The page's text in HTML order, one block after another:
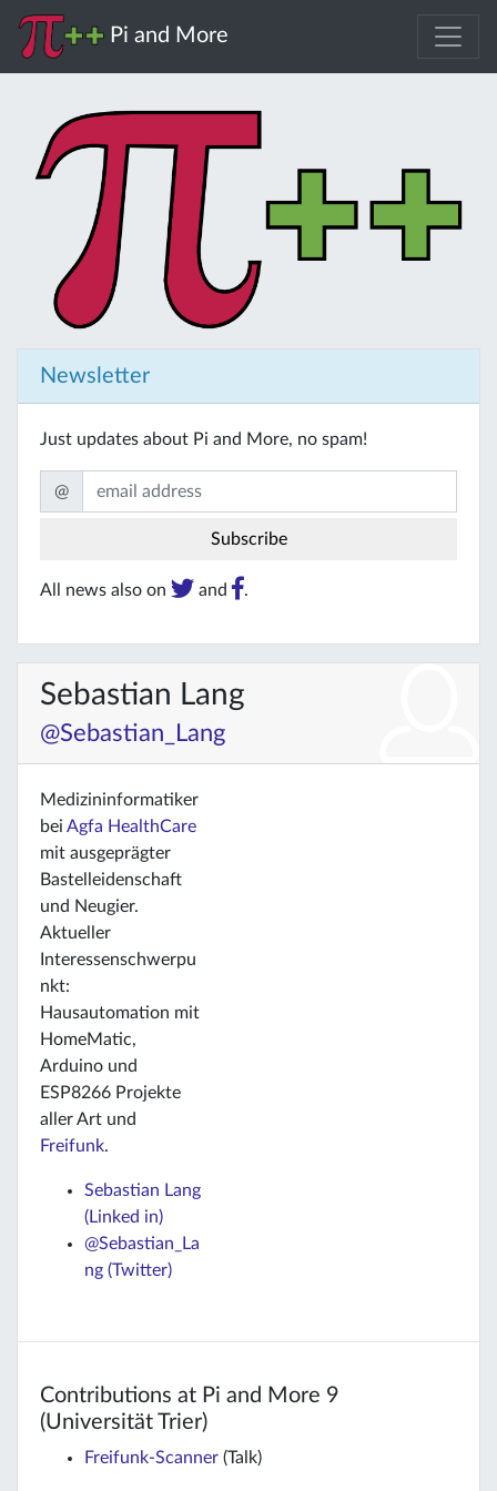
Pi and More
Newsletter
Just updates about Pi and More, no spam!
@
All news also on and .
Sebastian Lang
@Sebastian_Lang
Medizininformatiker
bei Agfa HealthCare
mit ausgeprägter
Bastelleidenschaft
und Neugier.
Aktueller
Interessenschwerpu
nkt:
Hausautomation mit
HomeMatic,
Arduino und
ESP8266 Projekte
aller Art und
Freifunk.
Sebastian Lang
(Linked in)
@Sebastian_La
ng (Twitter)
Contributions at Pi and More 9
(Universität Trier)
Freifunk-Scanner (Talk)